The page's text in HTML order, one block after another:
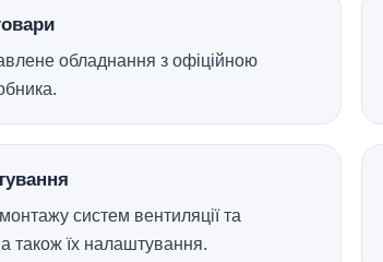
обладнання з офіційною
систем вентиляції та
також їх налаштування.